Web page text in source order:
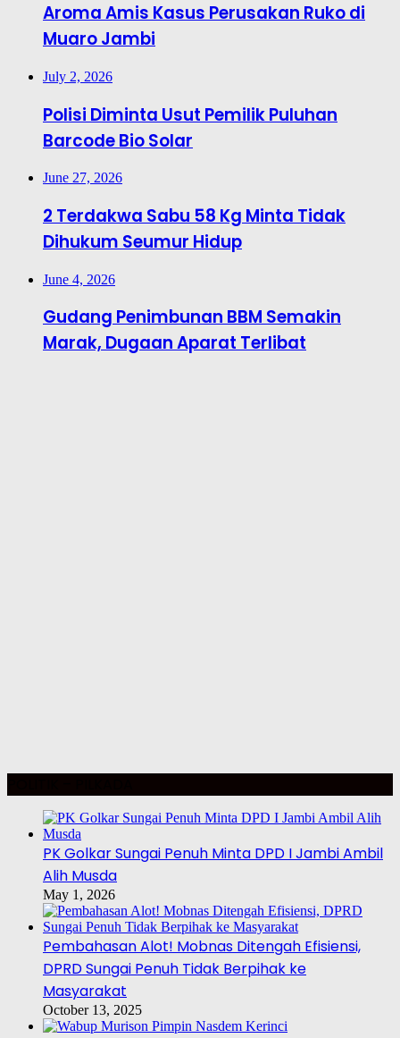
Aroma Amis Kasus Perusakan Ruko di
Muaro Jambi
July 2, 2026
Polisi Diminta Usut Pemilik Puluhan
Barcode Bio Solar
June 27, 2026
2 Terdakwa Sabu 58 Kg Minta Tidak
Dihukum Seumur Hidup
June 4, 2026
Gudang Penimbunan BBM Semakin
Marak, Dugaan Aparat Terlibat
PK Golkar Sungai Penuh Minta DPD I Jambi Ambil
Alih Musda
May 1, 2026
Pembahasan Alot! Mobnas Ditengah Efisiensi,
DPRD Sungai Penuh Tidak Berpihak ke
Masyarakat
October 13, 2025